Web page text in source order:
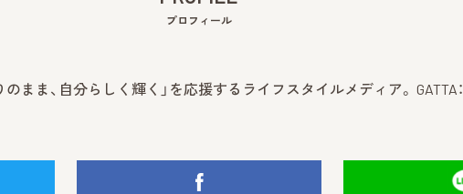
プロフィール
のまま、自分らしく輝く」を応援するライフスタイルメディア。 GATTA：